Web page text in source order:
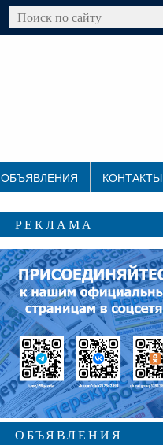
ОБЪЯВЛЕНИЯ КОНТАКТЫ
РЕКЛАМА
ОБЪЯВЛЕНИЯ